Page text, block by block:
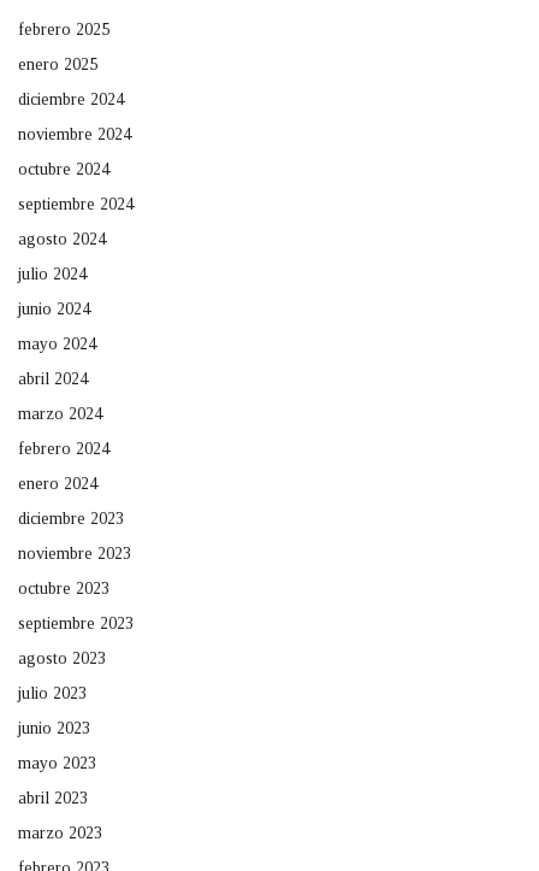
febrero 2025
enero 2025
diciembre 2024
noviembre 2024
octubre 2024
septiembre 2024
agosto 2024
julio 2024
junio 2024
mayo 2024
abril 2024
marzo 2024
febrero 2024
enero 2024
diciembre 2023
noviembre 2023
octubre 2023
septiembre 2023
agosto 2023
julio 2023
junio 2023
mayo 2023
abril 2023
marzo 2023